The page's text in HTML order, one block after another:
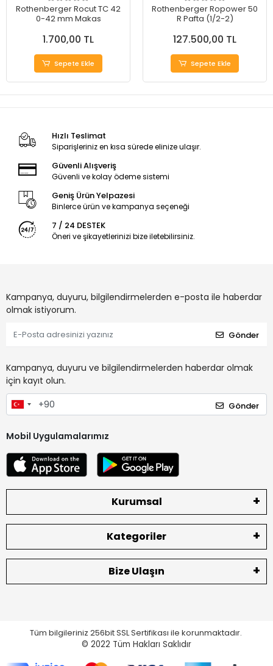
Rothenberger Rocut TC 42
0-42 mm Makas
1.700,00 TL
Sepete Ekle
Rothenberger Ropower 50
R Pafta (1/2-2)
127.500,00 TL
Sepete Ekle
Hızlı Teslimat
Siparişleriniz en kısa sürede elinize ulaşır.
Güvenli Alışveriş
Güvenli ve kolay ödeme sistemi
Geniş Ürün Yelpazesi
Binlerce ürün ve kampanya seçeneği
7 / 24 DESTEK
Öneri ve şikayetlerinizi bize iletebilirsiniz.
Kampanya, duyuru, bilgilendirmelerden e-posta ile haberdar
olmak istiyorum.
Gönder
Kampanya, duyuru ve bilgilendirmelerden haberdar olmak
için kayıt olun.
Gönder
Mobil Uygulamalarımız
Kurumsal
Kategoriler
Bize Ulaşın
Tüm bilgileriniz 256bit SSL Sertifikası ile korunmaktadır.
© 2022 Tüm Hakları Saklıdır